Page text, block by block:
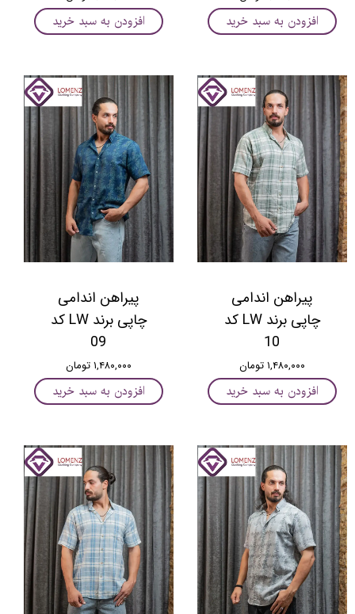
افزودن به سبد خرید افزودن به سبد خرید
پیراهن اندامی
چاپی برند LW کد
10
۱,۴۸۰,۰۰۰ تومان
افزودن به سبد خرید
پیراهن اندامی
چاپی برند LW کد
09
۱,۴۸۰,۰۰۰ تومان
افزودن به سبد خرید